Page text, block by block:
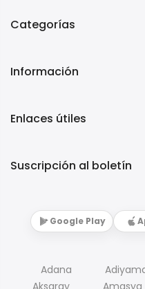
Categorías
Información
Enlaces útiles
Suscripción al boletín
Google Play
Adana